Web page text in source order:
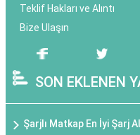
Teklif Hakları ve Alıntı
Bize Ulaşın
SON EKLENEN
Şarjlı Matkap En İyi Şarj